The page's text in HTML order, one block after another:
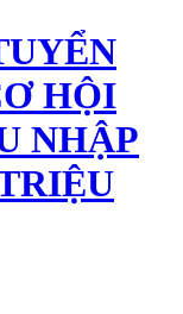
HỘI
NHẬP